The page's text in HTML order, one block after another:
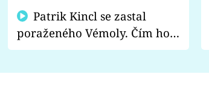
poraženého Vémoly. Čím ho
fanoušci naštvali?